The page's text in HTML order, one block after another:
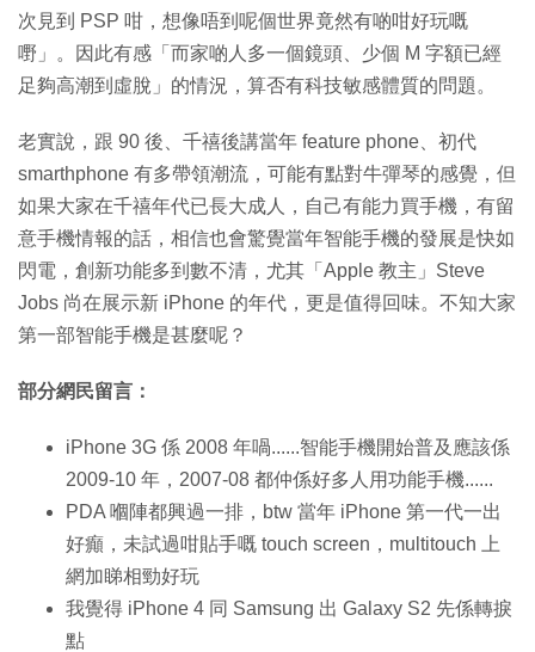
次見到 PSP 咁，想像唔到呢個世界竟然有啲咁好玩嘅
嘢」。因此有感「而家啲人多一個鏡頭、少個 M 字額已經
足夠高潮到虛脫」的情況，算否有科技敏感體質的問題。
老實說，跟 90 後、千禧後講當年 feature phone、初代
smarthphone 有多帶領潮流，可能有點對牛彈琴的感覺，但
如果大家在千禧年代已長大成人，自己有能力買手機，有留
意手機情報的話，相信也會驚覺當年智能手機的發展是快如
閃電，創新功能多到數不清，尤其「Apple 教主」Steve
Jobs 尚在展示新 iPhone 的年代，更是值得回味。不知大家
第一部智能手機是甚麼呢？
部分網民留言：
iPhone 3G 係 2008 年喎......智能手機開始普及應該係
2009-10 年，2007-08 都仲係好多人用功能手機......
PDA 嗰陣都興過一排，btw 當年 iPhone 第一代一出
好癲，未試過咁貼手嘅 touch screen，multitouch 上
網加睇相勁好玩
我覺得 iPhone 4 同 Samsung 出 Galaxy S2 先係轉捩
點